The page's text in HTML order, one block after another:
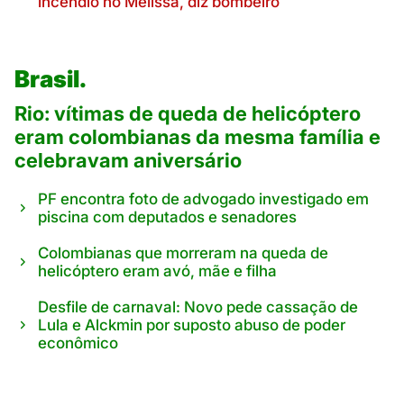
Brasil.
Rio: vítimas de queda de helicóptero
eram colombianas da mesma família e
celebravam aniversário
PF encontra foto de advogado investigado em
piscina com deputados e senadores
Colombianas que morreram na queda de
helicóptero eram avó, mãe e filha
Desfile de carnaval: Novo pede cassação de
Lula e Alckmin por suposto abuso de poder
econômico